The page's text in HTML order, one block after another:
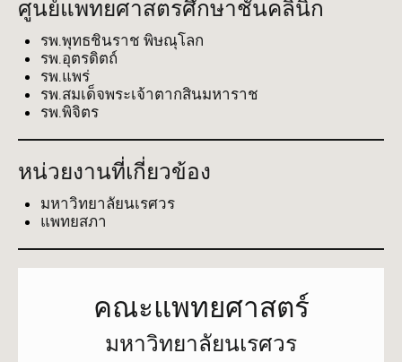
ศูนย์แพทยศาสตรศึกษาชั้นคลินิก
รพ.พุทธชินราช พิษณุโลก
รพ.อุตรดิตถ์
รพ.แพร่
รพ.สมเด็จพระเจ้าตากสินมหาราช
รพ.พิจิตร
หน่วยงานที่เกี่ยวข้อง
มหาวิทยาลัยนเรศวร
แพทยสภา
คณะแพทยศาสตร์
มหาวิทยาลัยนเรศวร